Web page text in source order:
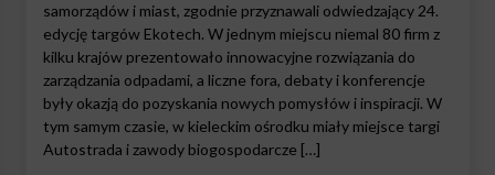
samorządów i miast, zgodnie przyznawali odwiedzający 24.
edycję targów Ekotech. W jednym miejscu niemal 80 firm z
kilku krajów prezentowało innowacyjne rozwiązania do
zarządzania odpadami, a liczne fora, debaty i konferencje
były okazją do pozyskania nowych pomysłów i inspiracji. W
tym samym czasie, w kieleckim ośrodku miały miejsce targi
Autostrada i zawody biogospodarcze […]